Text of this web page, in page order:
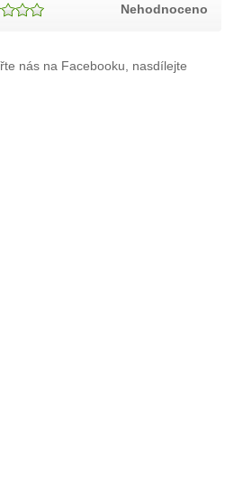
Nehodnoceno
nás na Facebooku, nasdílejte